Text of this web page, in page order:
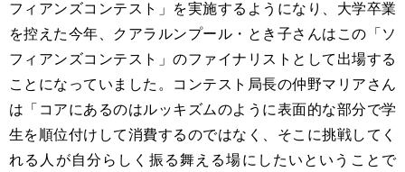
フィアンズコンテスト」を実施するようになり、大学卒業
を控えた今年、クアラルンプール・とき子さんはこの「ソ
フィアンズコンテスト」のファイナリストとして出場する
ことになっていました。コンテスト局長の仲野マリアさん
は「コアにあるのはルッキズムのように表面的な部分で学
生を順位付けして消費するのではなく、そこに挑戦してく
れる人が自分らしく振る舞える場にしたいということで